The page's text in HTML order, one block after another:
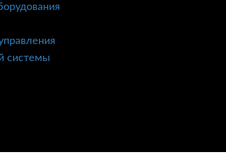
системы